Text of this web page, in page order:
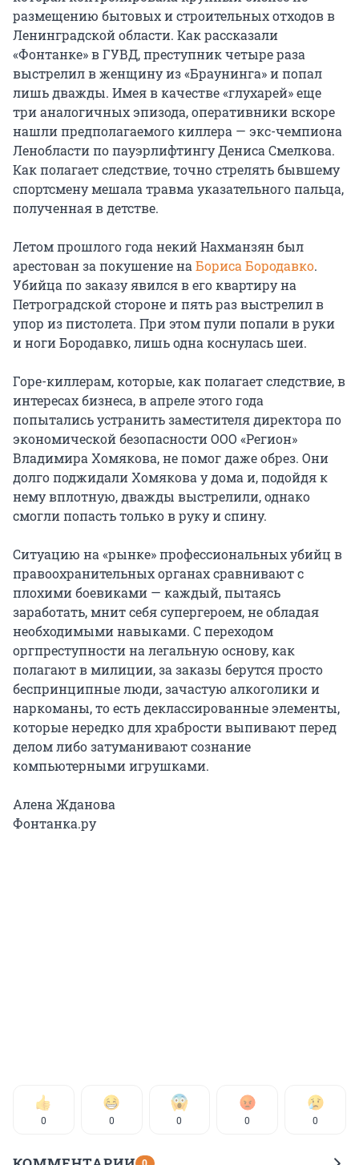
размещению бытовых и строительных отходов в
Ленинградской области. Как рассказали
«Фонтанке» в ГУВД, преступник четыре раза
выстрелил в женщину из «Браунинга» и попал
лишь дважды. Имея в качестве «глухарей» еще
три аналогичных эпизода, оперативники вскоре
нашли предполагаемого киллера — экс-чемпиона
Ленобласти по пауэрлифтингу Дениса Смелкова.
Как полагает следствие, точно стрелять бывшему
спортсмену мешала травма указательного пальца,
полученная в детстве.
Летом прошлого года некий Нахманзян был
арестован за покушение на Бориса Бородавко.
Убийца по заказу явился в его квартиру на
Петроградской стороне и пять раз выстрелил в
упор из пистолета. При этом пули попали в руки
и ноги Бородавко, лишь одна коснулась шеи.
Горе-киллерам, которые, как полагает следствие, в
интересах бизнеса, в апреле этого года
попытались устранить заместителя директора по
экономической безопасности ООО «Регион»
Владимира Хомякова, не помог даже обрез. Они
долго поджидали Хомякова у дома и, подойдя к
нему вплотную, дважды выстрелили, однако
смогли попасть только в руку и спину.
Ситуацию на «рынке» профессиональных убийц в
правоохранительных органах сравнивают с
плохими боевиками — каждый, пытаясь
заработать, мнит себя супергероем, не обладая
необходимыми навыками. С переходом
оргпреступности на легальную основу, как
полагают в милиции, за заказы берутся просто
беспринципные люди, зачастую алкоголики и
наркоманы, то есть деклассированные элементы,
которые нередко для храбрости выпивают перед
делом либо затуманивают сознание
компьютерными игрушками.
Алена Жданова
Фонтанка.ру
0 0 0 0 0